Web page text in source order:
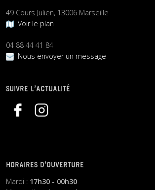
49 Cours Julien, 13006 Marseille
Voir le plan
04 88 44 41 84
Nous envoyer un message
SUIVRE L’ACTUALITÉ
HORAIRES D’OUVERTURE
Mardi : 17h30 - 00h30